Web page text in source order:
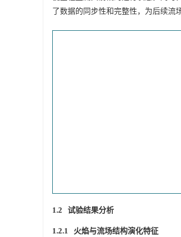
了数据的同步性和完整性，为后续流
1.2 试验结果分析
1.2.1 火焰与流场结构演化特征